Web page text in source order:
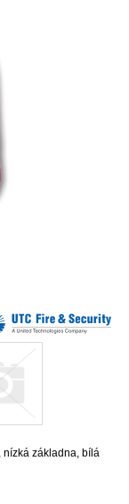
nízká základna, bílá